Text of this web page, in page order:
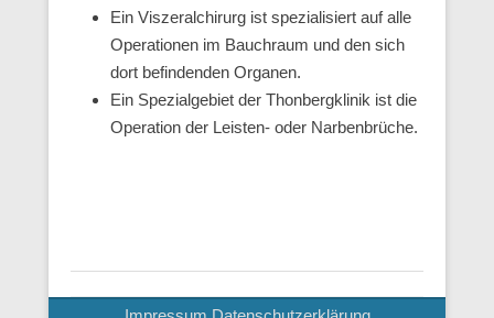
Ein Viszeralchirurg ist spezialisiert auf alle
Operationen im Bauchraum und den sich
dort befindenden Organen.
Ein Spezialgebiet der Thonbergklinik ist die
Operation der Leisten- oder Narbenbrüche.